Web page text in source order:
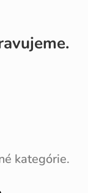
kategórie.